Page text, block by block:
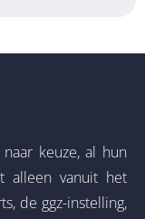
keuze, al hun
alleen vanuit het
de ggz-instelling,